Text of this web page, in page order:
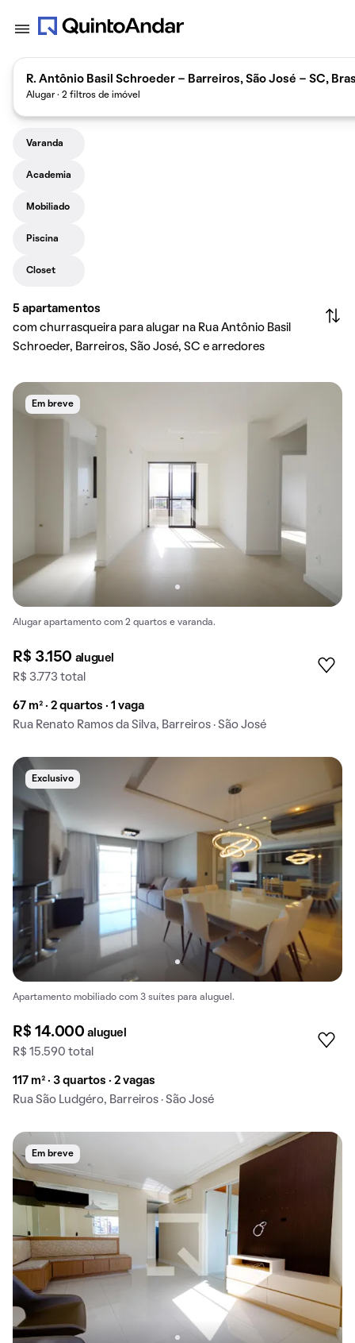
R. Antônio Basil Schroeder - Barreiros, São José - SC,
Alugar · 2 filtros de imóvel
Varanda
Academia
Mobiliado
Piscina
Closet
5 apartamentos
com churrasqueira para alugar na Rua Antônio Basil
Schroeder, Barreiros, São José, SC e arredores
Em breve
Alugar apartamento com 2 quartos e varanda.
R$ 3.150 aluguel
R$ 3.773 total
67 m² · 2 quartos · 1 vaga
Rua Renato Ramos da Silva, Barreiros · São José
Exclusivo
Apartamento mobiliado com 3 suítes para aluguel.
R$ 14.000aluguel
R$ 15.590 total
117 m² · 3 quartos · 2 vagas
Rua São Ludgéro, Barreiros · São José
Em breve